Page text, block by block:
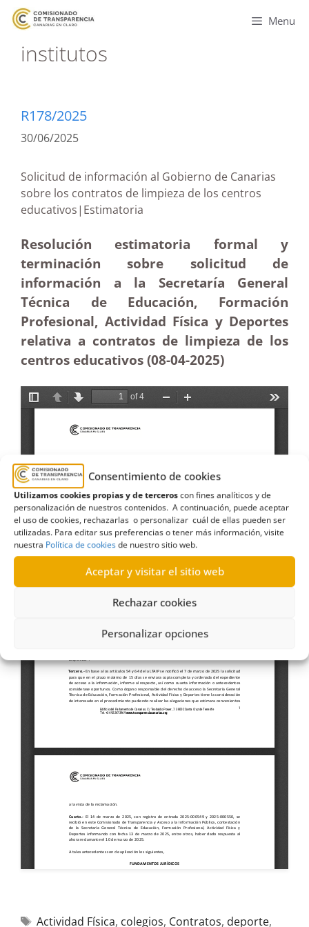
Consentimiento de cookies
Utilizamos cookies propias y de terceroscon fines analíticos y de
personalización de nuestros contenidos. A continuación, puede aceptar
el uso de cookies, rechazarlas o personalizar cuál de ellas pueden ser
utilizadas. Para editar sus preferencias o tener más información, visite
nuestra Política de cookiesde nuestro sitio web.
Aceptar y visitar el sitio web
Rechazar cookies
Personalizar opciones
Menu
institutos
R178/2025
30/06/2025
Solicitud de información al Gobierno de Canarias
sobre los contratos de limpieza de los centros
educativos|Estimatoria
Resolución estimatoria formal y
terminación sobre solicitud de
información a la Secretaría General
Técnica de Educación, Formación
Profesional, Actividad Física y Deportes
relativa a contratos de limpieza de los
centros educativos (08-04-2025)
Actividad Física, colegios, Contratos, deporte,